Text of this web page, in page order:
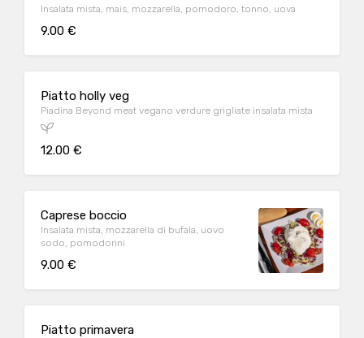
Insalata mista, mais, mozzarella, pomodoro, tonno, uova
9.00 €
Piatto holly veg
Piadina Beyond meat vegano verdure grigliate insalata mista
12.00 €
Caprese boccio
Insalata mista, mozzarella di bufala, uovo
sodo, pomodorini
9.00 €
Piatto primavera